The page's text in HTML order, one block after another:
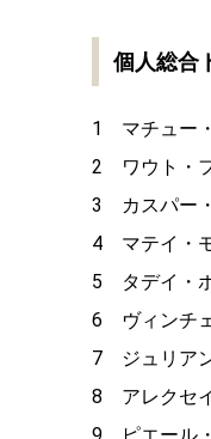
個人総合
1 マチュー・
2 ワウト・
3 カスパー・
4 マテイ・モ
5 タデイ・
6 ヴィンチ
7 ジュリア
8 アレクセイ